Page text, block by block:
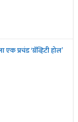
एक प्रचंड ‘ग्रॅव्हिटी होल’